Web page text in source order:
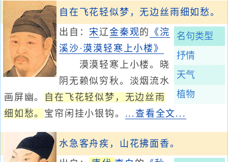
自在飞花轻似梦，无边丝雨细如愁。
名句类型
抒情
天气
植物
出自：宋辽金秦观的 《浣
溪沙·漠漠轻寒上小楼》
漠漠轻寒上小楼。晓
阴无赖似穷秋。淡烟流水
画屏幽。
自在飞花轻似梦，无边丝雨
细如愁。 宝帘闲挂小银钩。 ...查看全文...
水急客舟疾，山花拂面香。